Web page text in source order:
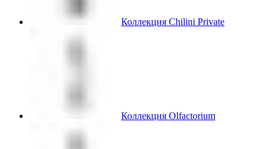
Коллекция Chilini Private
Коллекция Olfactorium